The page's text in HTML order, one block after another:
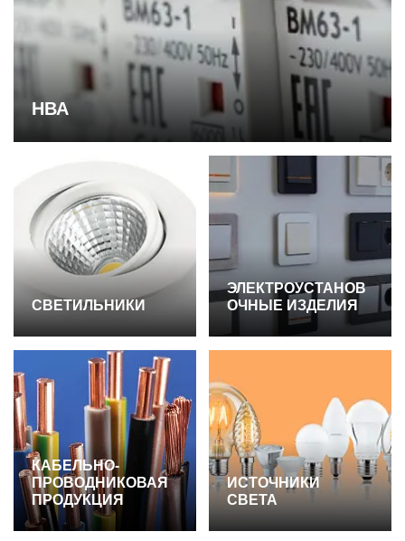
НВА
СВЕТИЛЬНИКИ
ЭЛЕКТРОУСТАНОВ
ОЧНЫЕ ИЗДЕЛИЯ
КАБЕЛЬНО-
ПРОВОДНИКОВАЯ
ПРОДУКЦИЯ
ИСТОЧНИКИ
СВЕТА